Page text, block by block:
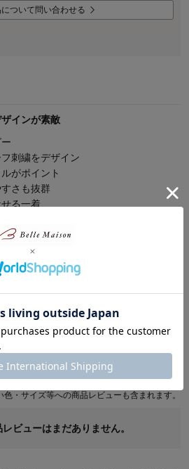
について問い合わせる
インが素敵
刺繍をデザイン
がポイント
さも抜群
る一着
100％裏毛素材
え！ディズニーファンタジーショップ
・サイズ等への商品レビューも含まれます。
ビューはまだありません。